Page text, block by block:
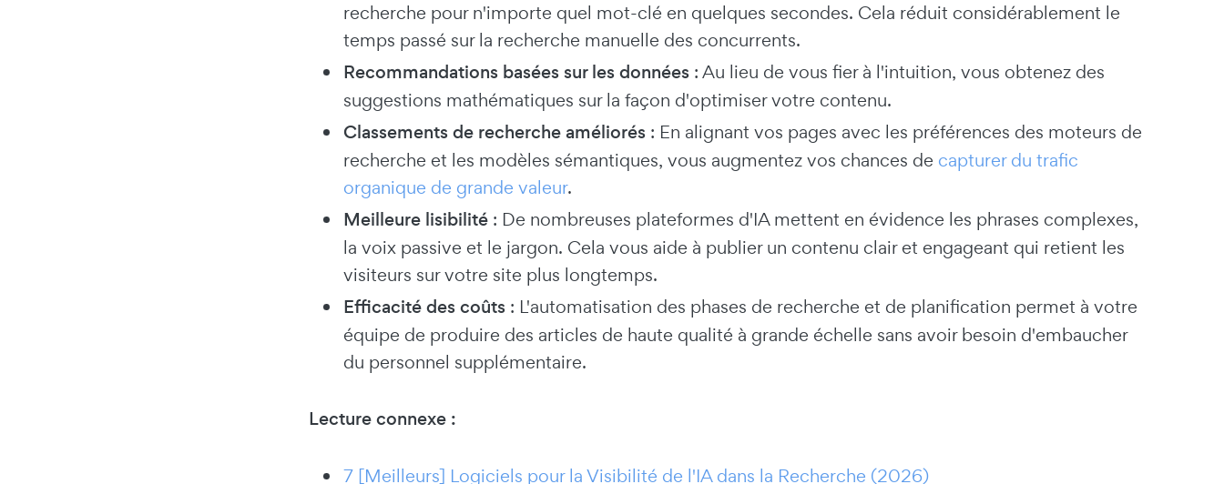
recherche pour n'importe quel mot-clé en quelques secondes. Cela réduit considérablement le
temps passé sur la recherche manuelle des concurrents.
Recommandations basées sur les données : Au lieu de vous fier à l'intuition, vous obtenez des
suggestions mathématiques sur la façon d'optimiser votre contenu.
Classements de recherche améliorés : En alignant vos pages avec les préférences des moteurs de
recherche et les modèles sémantiques, vous augmentez vos chances de capturer du trafic
organique de grande valeur.
Meilleure lisibilité : De nombreuses plateformes d'IA mettent en évidence les phrases complexes,
la voix passive et le jargon. Cela vous aide à publier un contenu clair et engageant qui retient les
visiteurs sur votre site plus longtemps.
Efficacité des coûts : L'automatisation des phases de recherche et de planification permet à votre
équipe de produire des articles de haute qualité à grande échelle sans avoir besoin d'embaucher
du personnel supplémentaire.
Lecture connexe :
7 [Meilleurs] Logiciels pour la Visibilité de l'IA dans la Recherche (2026)